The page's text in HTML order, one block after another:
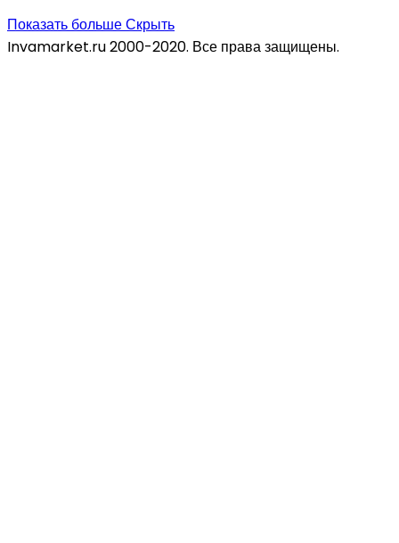
Показать большеСкрыть
Invamarket.ru 2000-2020. Все права защищены.